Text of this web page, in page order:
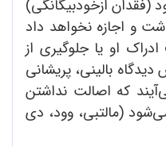
(فقدان ازخودبیگانگی)
و اجازه نخواهد داد
او یا جلوگیری از
بالینی، پریشانی
که اصالت نداشتن
(مالتبی، وود، دی